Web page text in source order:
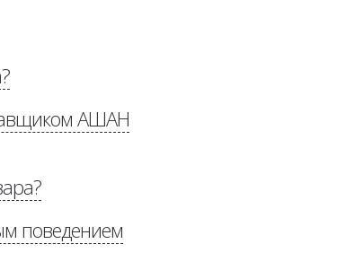
АШАН
по
поведением